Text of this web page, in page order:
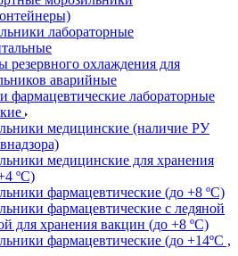
лабораторные
резервного охлаждения для
аварийные
фармацевтические лабораторные
медицинские (наличие РУ
медицинские для хранения
ºС)
фармацевтические (до +8 ºС)
фармацевтические с ледяной
для хранения вакцин (до +8 ºС)
фармацевтические (до +14ºС ,